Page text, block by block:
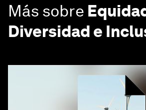
Más sobre
Diversidad e